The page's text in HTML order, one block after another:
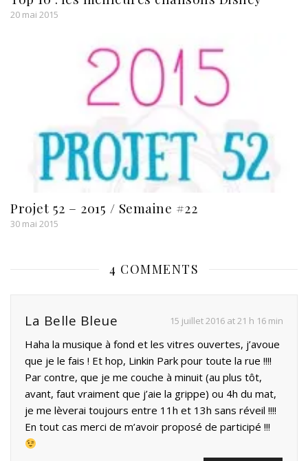
20 mai 2015
Projet 52 – 2015 / Semaine #22
30 mai 2015
4 COMMENTS
La Belle Bleue 15 juillet 2016 at 21 h 16 min
Haha la musique à fond et les vitres ouvertes, j’avoue
que je le fais ! Et hop, Linkin Park pour toute la rue !!!!
Par contre, que je me couche à minuit (au plus tôt,
avant, faut vraiment que j’aie la grippe) ou 4h du mat,
je me lèverai toujours entre 11h et 13h sans réveil !!!!
En tout cas merci de m’avoir proposé de participé !!!